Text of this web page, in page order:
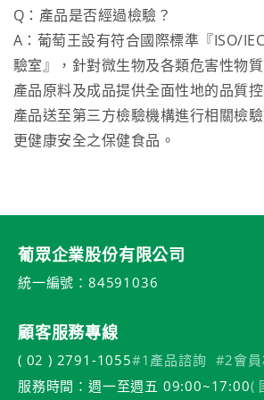
Q：產品是否經過檢驗？
A：葡萄王設有符合國際標準『ISO/
驗室』，針對微生物及各類危害性物
產品原料及成品提供全面性地的品質
產品送至第三方檢驗機構進行相關檢
更健康安全之保健食品。
葡眾企業股份有限公司
統一編號：84591036
顧客服務專線
( 02 ) 2791-1055#1產品諮詢 #2會
服務時間：週一至週五 09:00~17:00(